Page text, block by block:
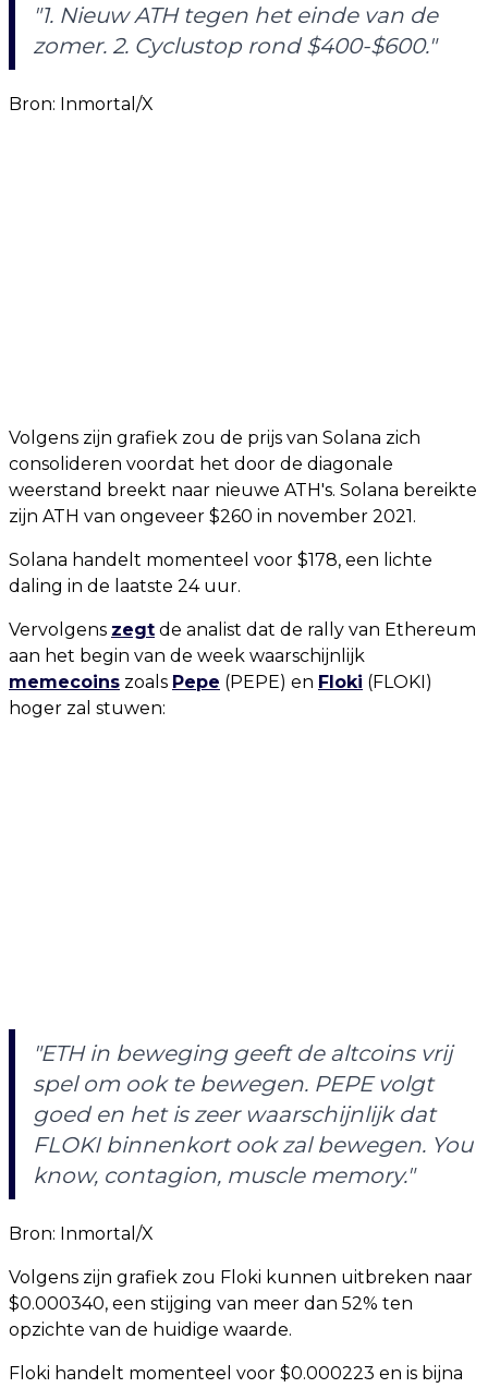
"1. Nieuw ATH tegen het einde van de
zomer. 2. Cyclustop rond $400-$600."
Bron: Inmortal/X
Volgens zijn grafiek zou de prijs van Solana zich
consolideren voordat het door de diagonale
weerstand breekt naar nieuwe ATH's. Solana bereikte
zijn ATH van ongeveer $260 in november 2021.
Solana handelt momenteel voor $178, een lichte
daling in de laatste 24 uur.
Vervolgens zegt de analist dat de rally van Ethereum
aan het begin van de week waarschijnlijk
memecoins zoals Pepe (PEPE) en Floki (FLOKI)
hoger zal stuwen:
"ETH in beweging geeft de altcoins vrij
spel om ook te bewegen. PEPE volgt
goed en het is zeer waarschijnlijk dat
FLOKI binnenkort ook zal bewegen. You
know, contagion, muscle memory."
Bron: Inmortal/X
Volgens zijn grafiek zou Floki kunnen uitbreken naar
$0.000340, een stijging van meer dan 52% ten
opzichte van de huidige waarde.
Floki handelt momenteel voor $0.000223 en is bijna